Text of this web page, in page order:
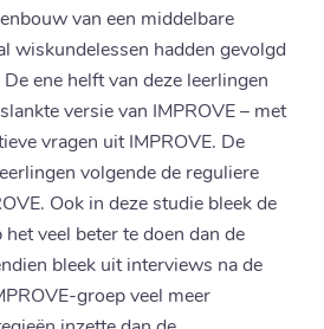
van een middelbare
wiskundelessen hadden gevolgd
ene helft van deze leerlingen
versie van IMPROVE – met
vragen uit IMPROVE. De
volgende de reguliere
Ook in deze studie bleek de
veel beter te doen dan de
bleek uit interviews na de
groep veel meer